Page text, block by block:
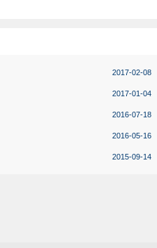
2017-02-08
2017-01-04
2016-07-18
2016-05-16
2015-09-14